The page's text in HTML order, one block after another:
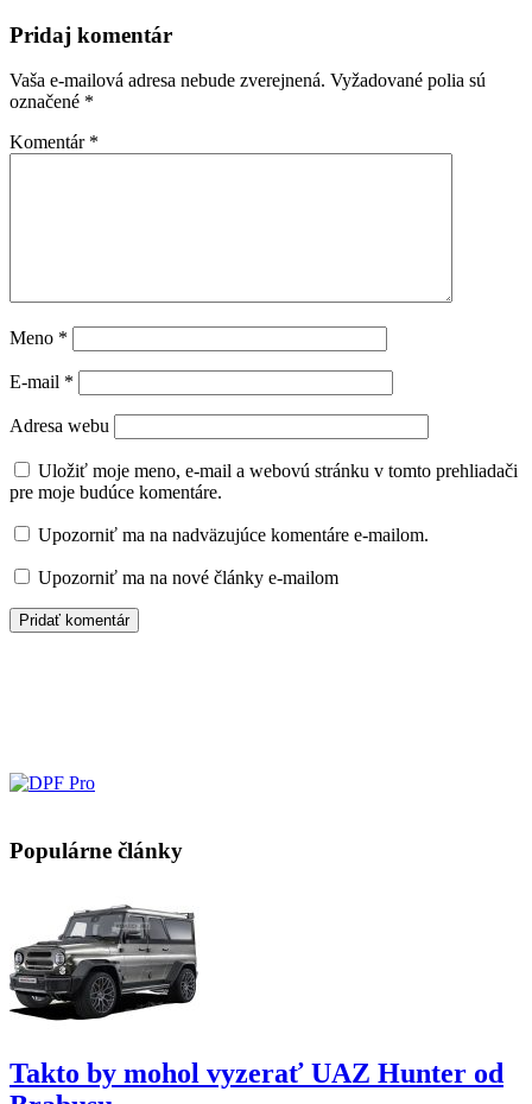
Pridaj komentár
Vaša e-mailová adresa nebude zverejnená. Vyžadované polia sú
označené *
Komentár *
Meno *
E-mail *
Adresa webu
Uložiť moje meno, e-mail a webovú stránku v tomto prehliadači
pre moje budúce komentáre.
Upozorniť ma na nadväzujúce komentáre e-mailom.
Upozorniť ma na nové články e-mailom
Populárne články
Takto by mohol vyzerať UAZ Hunter od